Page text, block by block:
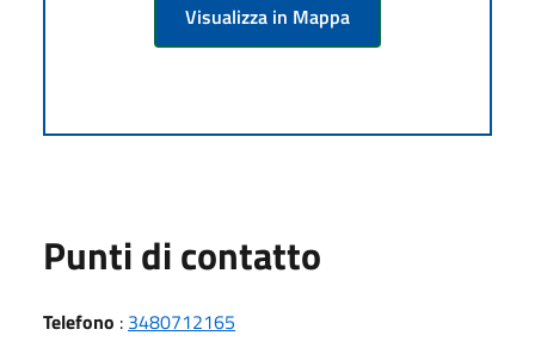
Visualizza in Mappa
Punti di contatto
Telefono : 3480712165